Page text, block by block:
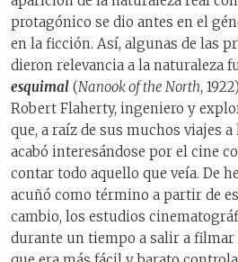
protagónico se dio antes en el
en la ficción. Así, algunas de las
dieron relevancia a la naturaleza
esquimal (Nanook of the North,
Robert Flaherty, ingeniero y
que, a raíz de sus muchos viajes
acabó interesándose por el cine
contar todo aquello que veía. De
acuñó como término a partir de
cambio, los estudios
durante un tiempo a salir a filmar